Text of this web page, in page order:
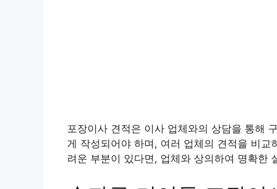
포장이사 견적은 이사 업체와의 상담을 통해
게 작성되어야 하며, 여러 업체의 견적을 비
려운 부분이 있다면, 업체와 상의하여 명확한